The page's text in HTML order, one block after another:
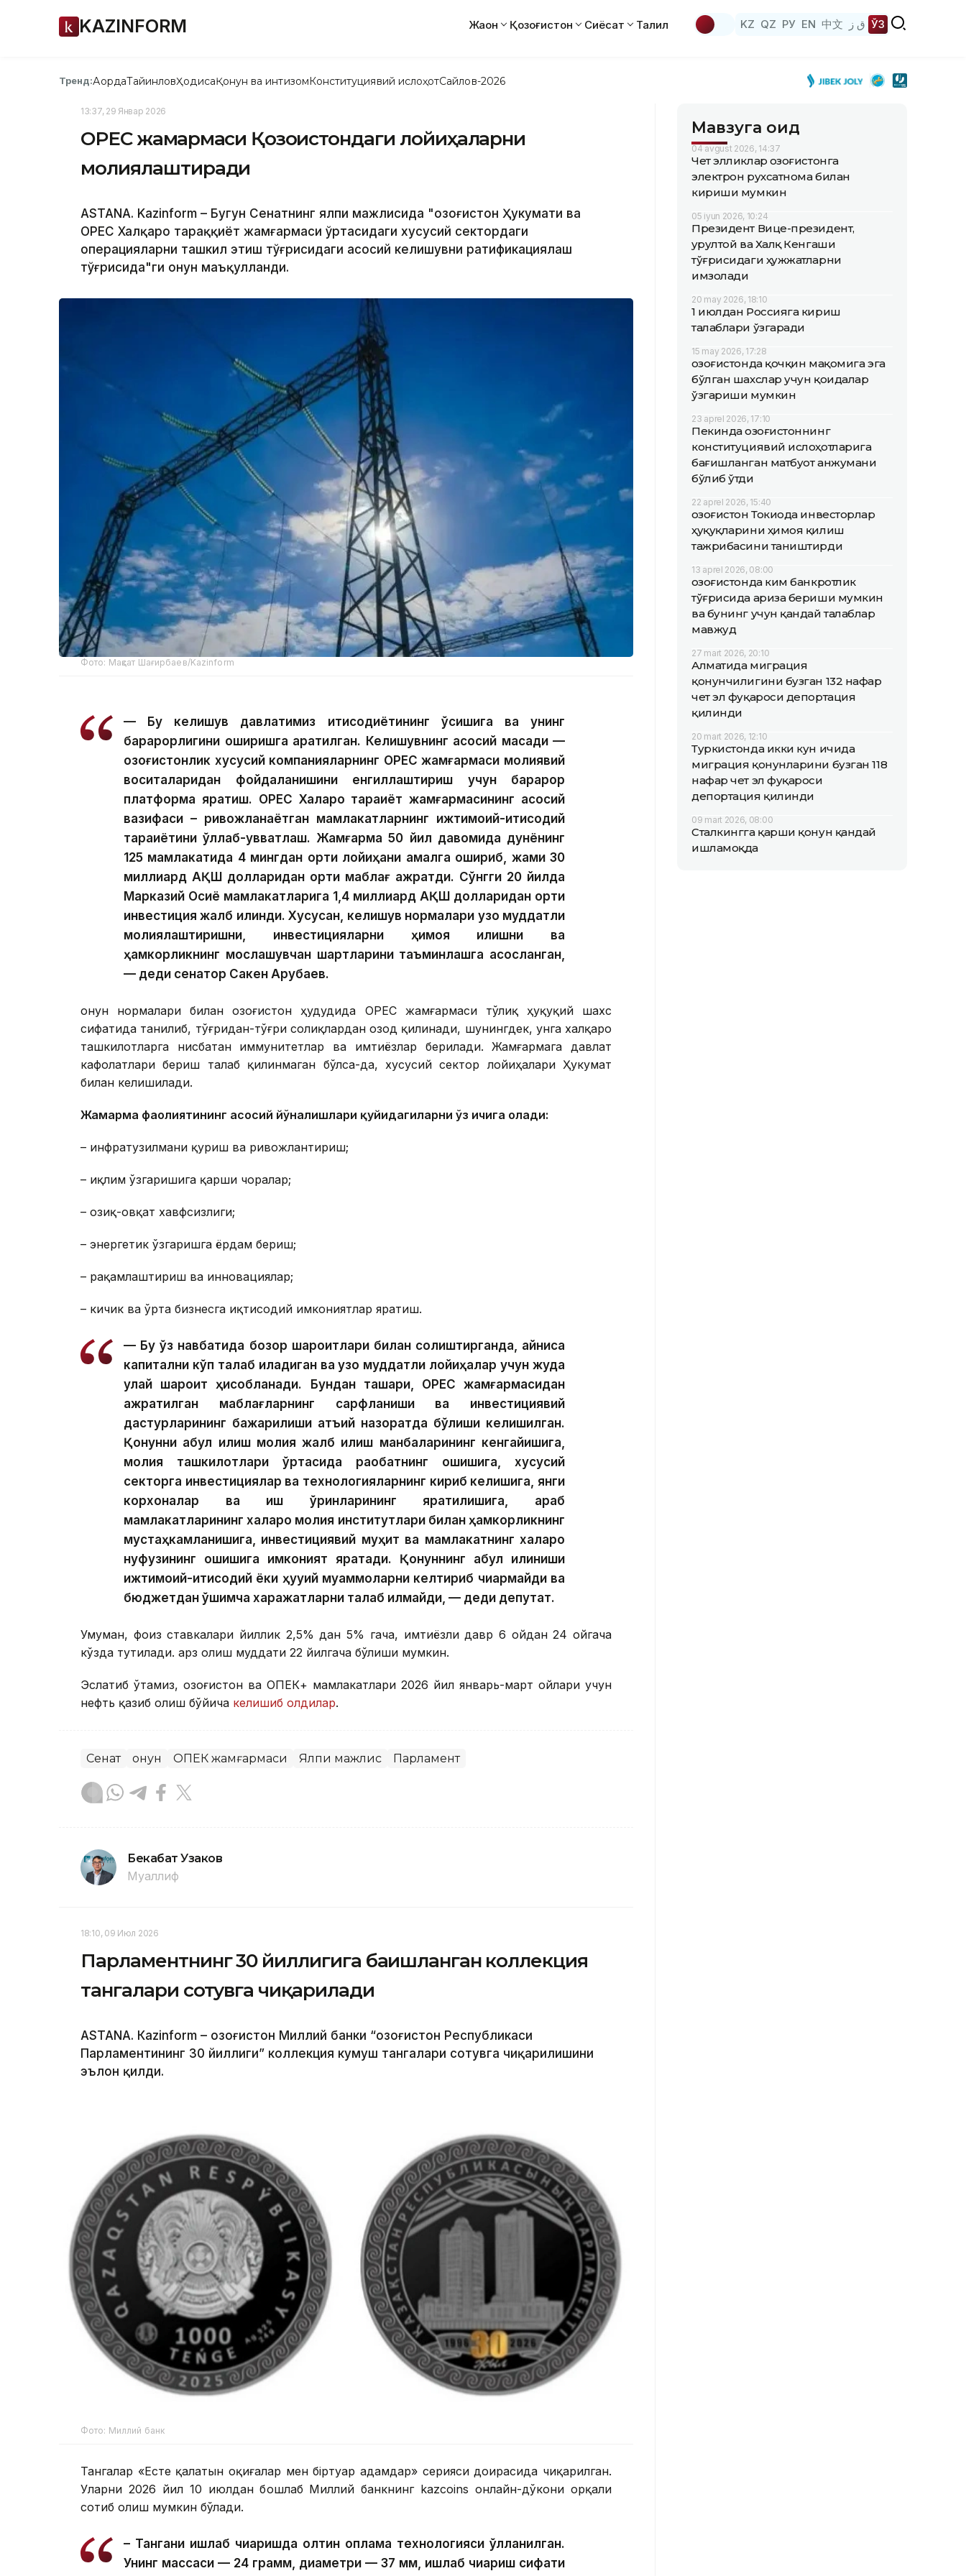
KAZINFORM Жаҳон Қозоғистон Сиёсат Таҳлил KZ QZ РУ EN 中文 ق ز ЎЗ
Тренд:АқордаТайинловҲодисаҚонун ва интизомКонституциявий ислоҳотСайлов-2026
13:37, 29 Январ 2026
ОРЕС жамғармаси Қозоғистондаги лойиҳаларни
молиялаштиради
АSTANА. Kazinform – Бугун Сенатнинг ялпи мажлисида "Қозоғистон Ҳукумати ва
OPEC Халқаро тараққиёт жамғармаси ўртасидаги хусусий сектордаги
операцияларни ташкил этиш тўғрисидаги асосий келишувни ратификациялаш
тўғрисида"ги Қонун маъқулланди.
Фото: Мақсат Шағирбаев/Kazinform
— Бу келишув давлатимиз иқтисодиётининг ўсишига ва унинг
барқарорлигини оширишга қаратилган. Келишувнинг асосий мақсади —
қозоғистонлик хусусий компанияларнинг ОРЕС жамғармаси молиявий
воситаларидан фойдаланишини енгиллаштириш учун барқарор
платформа яратиш. OPEC Халқаро тараққиёт жамғармасининг асосий
вазифаси – ривожланаётган мамлакатларнинг ижтимоий-иқтисодий
тараққиётини қўллаб-қувватлаш. Жамғарма 50 йил давомида дунёнинг
125 мамлакатида 4 мингдан ортиқ лойиҳани амалга ошириб, жами 30
миллиард АҚШ долларидан ортиқ маблағ ажратди. Сўнгги 20 йилда
Марказий Осиё мамлакатларига 1,4 миллиард АҚШ долларидан ортиқ
инвестиция жалб қилинди. Хусусан, келишув нормалари узоқ муддатли
молиялаштиришни, инвестицияларни ҳимоя қилишни ва
ҳамкорликнинг мослашувчан шартларини таъминлашга асосланган,
— деди сенатор Сакен Арубаев.
Қонун нормалари билан Қозоғистон ҳудудида ОРЕС жамғармаси тўлиқ ҳуқуқий шахс
сифатида танилиб, тўғридан-тўғри солиқлардан озод қилинади, шунингдек, унга халқаро
ташкилотларга нисбатан иммунитетлар ва имтиёзлар берилади. Жамғармага давлат
кафолатлари бериш талаб қилинмаган бўлса-да, хусусий сектор лойиҳалари Ҳукумат
билан келишилади.
Жамғарма фаолиятининг асосий йўналишлари қуйидагиларни ўз ичига олади:
– инфратузилмани қуриш ва ривожлантириш;
– иқлим ўзгаришига қарши чоралар;
– озиқ-овқат хавфсизлиги;
– энергетик ўзгаришга ёрдам бериш;
– рақамлаштириш ва инновациялар;
– кичик ва ўрта бизнесга иқтисодий имкониятлар яратиш.
— Бу ўз навбатида бозор шароитлари билан солиштирганда, айниқса
капитални кўп талаб қиладиган ва узоқ муддатли лойиҳалар учун жуда
қулай шароит ҳисобланади. Бундан ташқари, ОРЕС жамғармасидан
ажратилган маблағларнинг сарфланиши ва инвестициявий
дастурларининг бажарилиши қатъий назоратда бўлиши келишилган.
Қонунни қабул қилиш молия жалб қилиш манбаларининг кенгайишига,
молия ташкилотлари ўртасида рақобатнинг ошишига, хусусий
секторга инвестициялар ва технологияларнинг кириб келишига, янги
корхоналар ва иш ўринларининг яратилишига, араб
мамлакатларининг халқаро молия институтлари билан ҳамкорликнинг
мустаҳкамланишига, инвестициявий муҳит ва мамлакатнинг халқаро
нуфузининг ошишига имконият яратади. Қонуннинг қабул қилиниши
ижтимоий-иқтисодий ёки ҳуқуқий муаммоларни келтириб чиқармайди ва
бюджетдан қўшимча харажатларни талаб қилмайди, — деди депутат.
Умуман, фоиз ставкалари йиллик 2,5% дан 5% гача, имтиёзли давр 6 ойдан 24 ойгача
кўзда тутилади. Қарз олиш муддати 22 йилгача бўлиши мумкин.
Эслатиб ўтамиз, Қозоғистон ва ОПЕК+ мамлакатлари 2026 йил январь-март ойлари учун
нефть қазиб олиш бўйича келишиб олдилар.
Сенат Қонун ОПЕК жамғармаси Ялпи мажлис Парламент
Бекабат Узаков
Муаллиф
18:10, 09 Июл 2026
Парламентнинг 30 йиллигига бағишланган коллекция
тангалари сотувга чиқарилади
ASTANА. Кazinform – Қозоғистон Миллий банки “Қозоғистон Республикаси
Парламентининг 30 йиллиги” коллекция кумуш тангалари сотувга чиқарилишини
эълон қилди.
Фото: Миллий банк
Тангалар «Есте қалатын оқиғалар мен біртуар адамдар» серияси доирасида чиқарилган.
Уларни 2026 йил 10 июлдан бошлаб Миллий банкнинг kazcoins онлайн-дўкони орқали
сотиб олиш мумкин бўлади.
– Тангани ишлаб чиқаришда олтин қоплама технологияси қўлланилган.
Унинг массаси — 24 грамм, диаметри — 37 мм, ишлаб чиқариш сифати
Мавзуга оид
04 avgust 2026, 14:37
Чет элликлар Қозоғистонга
электрон рухсатнома билан
кириши мумкин
05 iyun 2026, 10:24
Президент Вице-президент,
Қурултой ва Халқ Кенгаши
тўғрисидаги ҳужжатларни
имзолади
20 may 2026, 18:10
1 июлдан Россияга кириш
талаблари ўзгаради
15 may 2026, 17:28
Қозоғистонда қочқин мақомига эга
бўлган шахслар учун қоидалар
ўзгариши мумкин
23 aprel 2026, 17:10
Пекинда Қозоғистоннинг
конституциявий ислоҳотларига
бағишланган матбуот анжумани
бўлиб ўтди
22 aprel 2026, 15:40
Қозоғистон Токиода инвесторлар
ҳуқуқларини ҳимоя қилиш
тажрибасини таништирди
13 aprel 2026, 08:00
Қозоғистонда ким банкротлик
тўғрисида ариза бериши мумкин
ва бунинг учун қандай талаблар
мавжуд
27 mart 2026, 20:10
Алматида миграция
қонунчилигини бузган 132 нафар
чет эл фуқароси депортация
қилинди
20 mart 2026, 12:10
Туркистонда икки кун ичида
миграция қонунларини бузган 118
нафар чет эл фуқароси
депортация қилинди
09 mart 2026, 08:00
Сталкингга қарши қонун қандай
ишламоқда